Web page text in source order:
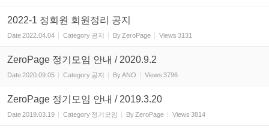
2022-1 정회원 회원정리 공지
Date2022.04.04 Category 공지 By ZeroPage Views 3131
ZeroPage 정기모임 안내 / 2020.9.2
Date2020.09.05 Category 공지 ByANO Views 3796
ZeroPage 정기모임 안내 / 2019.3.20
Date2019.03.19 Category 정기모임 By ZeroPage Views 3814